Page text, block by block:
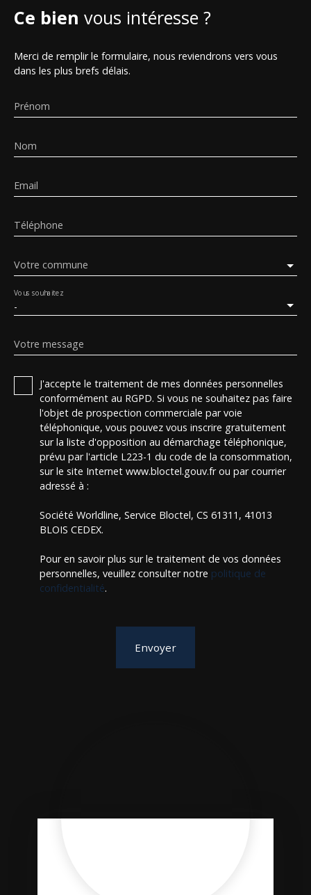
Ce bien vous intéresse ?
Merci de remplir le formulaire, nous reviendrons vers vous
dans les plus brefs délais.
Prénom
Nom
Email
Téléphone
Votre commune
-
Vous souhaitez
Votre message
J'accepte le traitement de mes données personnelles
conformément au RGPD. Si vous ne souhaitez pas faire
l'objet de prospection commerciale par voie
téléphonique, vous pouvez vous inscrire gratuitement
sur la liste d'opposition au démarchage téléphonique,
prévu par l'article L223-1 du code de la consommation,
sur le site Internet www.bloctel.gouv.fr ou par courrier
adressé à :
Société Worldline, Service Bloctel, CS 61311, 41013
BLOIS CEDEX.
Pour en savoir plus sur le traitement de vos données
personnelles, veuillez consulter notre politique de
confidentialité.
Envoyer